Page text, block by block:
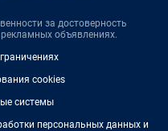
за достоверность
объявлениях.
cookies
системы
персональных данных и